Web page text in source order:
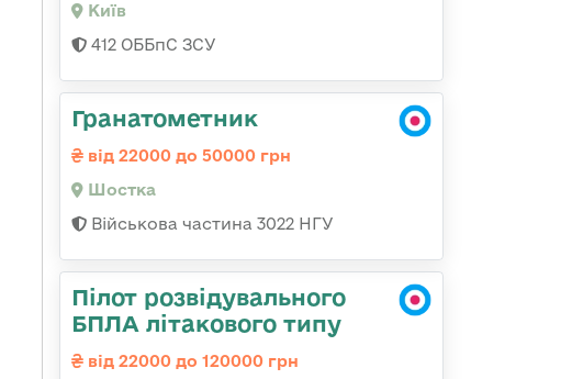
Київ
412 ОББпС ЗСУ
Гранатометник
від 22000 до 50000 грн
Шостка
Військова частина 3022 НГУ
Пілот розвідувального
БПЛА літакового типу
від 22000 до 120000 грн